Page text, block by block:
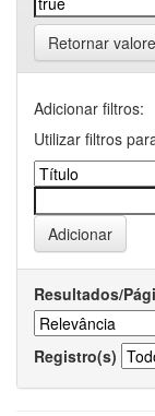
Retornar
Adicionar filtros:
Utilizar filtros
Resultados/
Registro(s)